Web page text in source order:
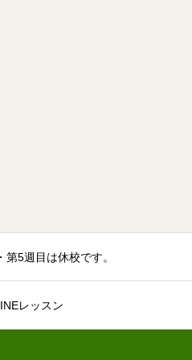
5週目は休校です。
レッスン